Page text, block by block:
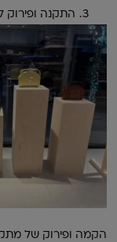
התקנה
הקמה ופירוק של